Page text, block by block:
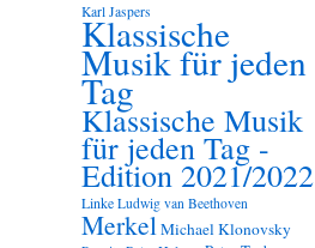
Karl Jaspers
Klassische
Musik für jeden
Tag
Klassische Musik
für jeden Tag -
Edition 2021/2022
Linke Ludwig van Beethoven
MerkelMichael Klonovsky